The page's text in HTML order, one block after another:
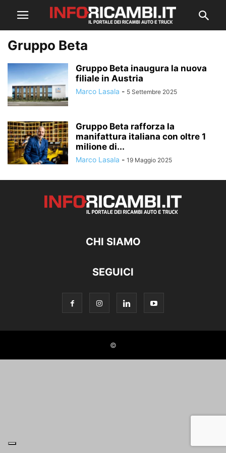
Gruppo Beta
Gruppo Beta inaugura la nuova
filiale in Austria
Marco Lasala - 5 Settembre 2025
Gruppo Beta rafforza la
manifattura italiana con oltre 1
milione di...
Marco Lasala - 19 Maggio 2025
CHI SIAMO
SEGUICI
©